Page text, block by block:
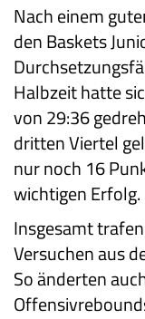
Nach einem
den Baskets
Halbzeit hatte
von 29:36
dritten Viertel
nur noch 16
wichtigen Erfolg.
Insgesamt
Versuchen aus
So änderten